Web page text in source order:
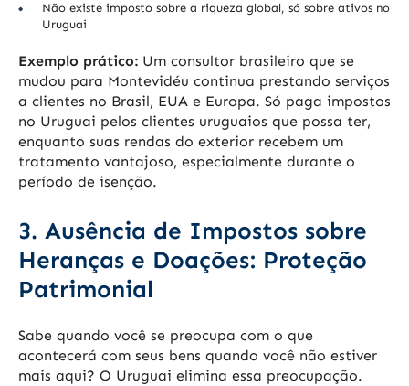
Não existe imposto sobre a riqueza global, só sobre ativos no
Uruguai
Exemplo prático: Um consultor brasileiro que se
mudou para Montevidéu continua prestando serviços
a clientes no Brasil, EUA e Europa. Só paga impostos
no Uruguai pelos clientes uruguaios que possa ter,
enquanto suas rendas do exterior recebem um
tratamento vantajoso, especialmente durante o
período de isenção.
3. Ausência de Impostos sobre
Heranças e Doações: Proteção
Patrimonial
Sabe quando você se preocupa com o que
acontecerá com seus bens quando você não estiver
mais aqui? O Uruguai elimina essa preocupação.